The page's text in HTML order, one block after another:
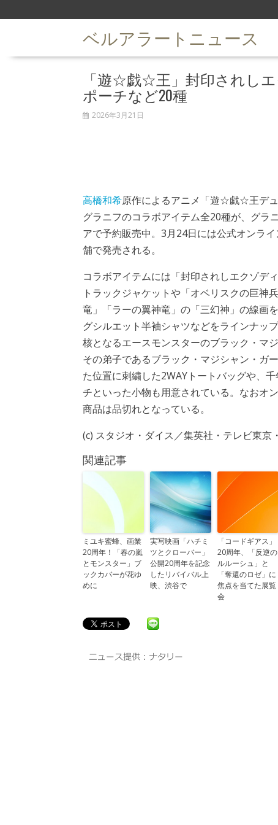
k
ベルアラートニュース
「遊☆戯☆王」封印されし
ポーチなど20種
2026年3月21日
高橋和希原作によるアニメ「遊☆戯☆王デ
グラニフのコラボアイテム全20種が、グラ
アで予約販売中。3月24日には公式オンラ
舗で発売される。
コラボアイテムには「封印されしエクゾデ
トラックジャケットや「オベリスクの巨神
竜」「ラーの翼神竜」の「三幻神」の線画
グシルエット半袖シャツなどをラインナッ
核となるエースモンスターのブラック・マ
その弟子であるブラック・マジシャン・ガ
た位置に刺繍した2WAYトートバッグや、
チといった小物も用意されている。なおオ
商品は品切れとなっている。
(c) スタジオ・ダイス／集英社・テレビ東京
関連記事
ミユキ蜜蜂、画業
20周年！「春の嵐
とモンスター」ブ
ックカバーが花ゆ
めに
実写映画「ハチミ
ツとクローバー」
公開20周年を記念
したリバイバル上
映、渋谷で
「コードギアス」
20周年、「反逆の
ルルーシュ」と
「奪還のロゼ」に
焦点を当てた展覧
会